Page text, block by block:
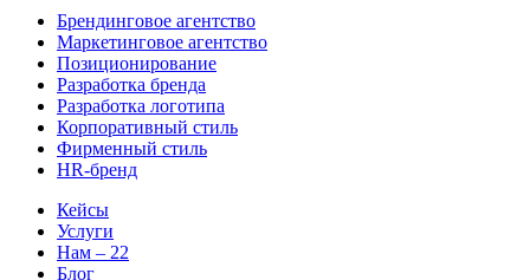
Брендинговое агентство
Маркетинговое агентство
Позиционирование
Разработка бренда
Разработка логотипа
Корпоративный стиль
Фирменный стиль
HR-бренд
Кейсы
Услуги
Нам – 22
Блог